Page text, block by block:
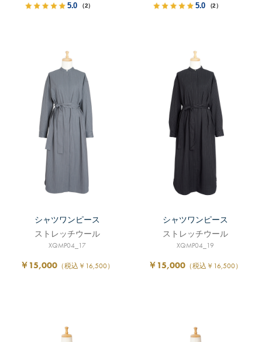
5.0 （2） 5.0 （2）
シャツワンピース
ストレッチウール
XQMP04_17
￥15,000 （税込￥16,500）
シャツワンピース
ストレッチウール
XQMP04_19
￥15,000 （税込￥16,500）